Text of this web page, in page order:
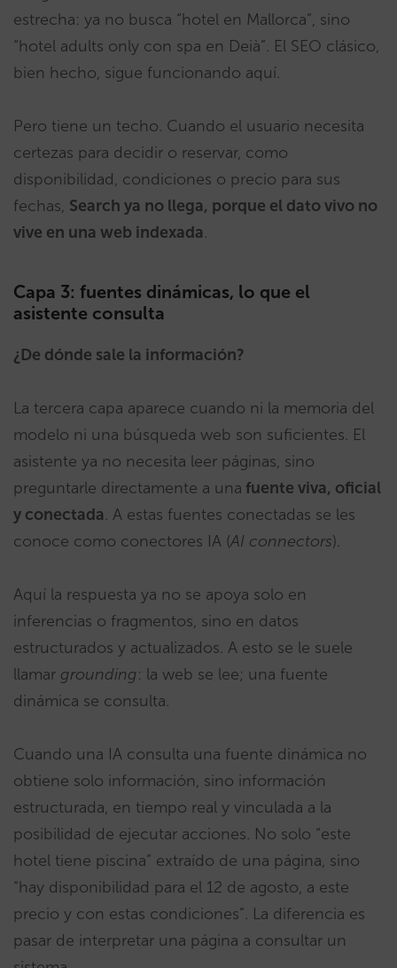
estrecha: ya no busca “hotel en Mallorca”, sino
“hotel adults only con spa en Deià”. El SEO clásico,
bien hecho, sigue funcionando aquí.
Pero tiene un techo. Cuando el usuario necesita
certezas para decidir o reservar, como
disponibilidad, condiciones o precio para sus
fechas, Search ya no llega, porque el dato vivo no
vive en una web indexada.
Capa 3: fuentes dinámicas, lo que el
asistente consulta
¿De dónde sale la información?
La tercera capa aparece cuando ni la memoria del
modelo ni una búsqueda web son suficientes. El
asistente ya no necesita leer páginas, sino
preguntarle directamente a una fuente viva, oficial
y conectada. A estas fuentes conectadas se les
conoce como conectores IA (AI connectors).
Aquí la respuesta ya no se apoya solo en
inferencias o fragmentos, sino en datos
estructurados y actualizados. A esto se le suele
llamar grounding: la web se lee; una fuente
dinámica se consulta.
Cuando una IA consulta una fuente dinámica no
obtiene solo información, sino información
estructurada, en tiempo real y vinculada a la
posibilidad de ejecutar acciones. No solo “este
hotel tiene piscina” extraído de una página, sino
“hay disponibilidad para el 12 de agosto, a este
precio y con estas condiciones”. La diferencia es
pasar de interpretar una página a consultar un